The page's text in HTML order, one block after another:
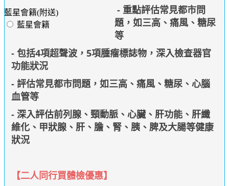
藍星會籍(附送)
藍星會籍
- 重點評估常見都市問
題，如三高、痛風、糖尿
等
- 包括4項超聲波，5項腫瘤標誌物，深入檢查器官
功能狀況
- 評估常見都市問題，如三高、痛風、糖尿、心腦
血管等
- 深入評估前列腺、頸動脈、心臟、肝功能、肝纖
維化、甲狀腺、肝、膽、腎、胰、脾及大腸等健康
狀況
【二人同行買體檢優惠】